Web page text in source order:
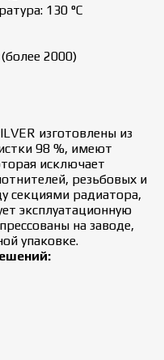
130 °C
2000)
изготовлены из
98 %, имеют
исключает
резьбовых и
секциями радиатора,
эксплуатационную
на заводе,
упаковке.